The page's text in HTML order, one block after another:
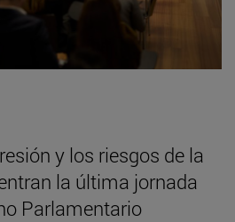
y los riesgos de la
la última jornada
Parlamentario